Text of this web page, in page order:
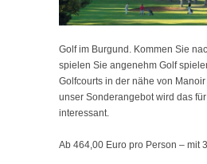
Golf im Burgund. Kommen Sie
spielen Sie angenehm Golf
Golfcourts in der nähe von
unser Sonderangebot wird das
interessant.
Ab 464,00 Euro pro Person – mit